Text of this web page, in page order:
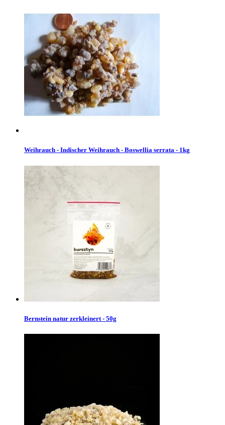
Weihrauch - Indischer Weihrauch - Boswellia serrata - 1kg
Bernstein natur zerkleinert - 50g